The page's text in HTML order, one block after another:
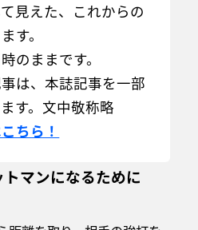
見えた、これからの
す。
のままです。
は、本誌記事を一部
す。文中敬称略
ちら！
マンになるために